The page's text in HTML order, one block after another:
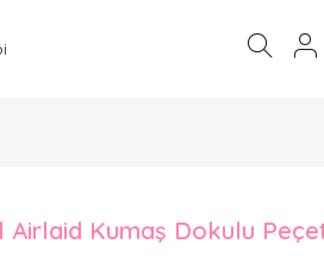
Airlaid Kumaş Dokulu
Sepetinize bir şey eklemediniz.